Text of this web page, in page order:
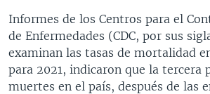
DEPORTIVO INTERNACIONAL
NOTA ECONÓMICA
ENTRETENIMIENTO
Idiomas
Informes de los Centros para el
de Enfermedades (CDC, por sus
examinan las tasas de mortalidad
para 2021, indicaron que la tercera
muertes en el país, después de las